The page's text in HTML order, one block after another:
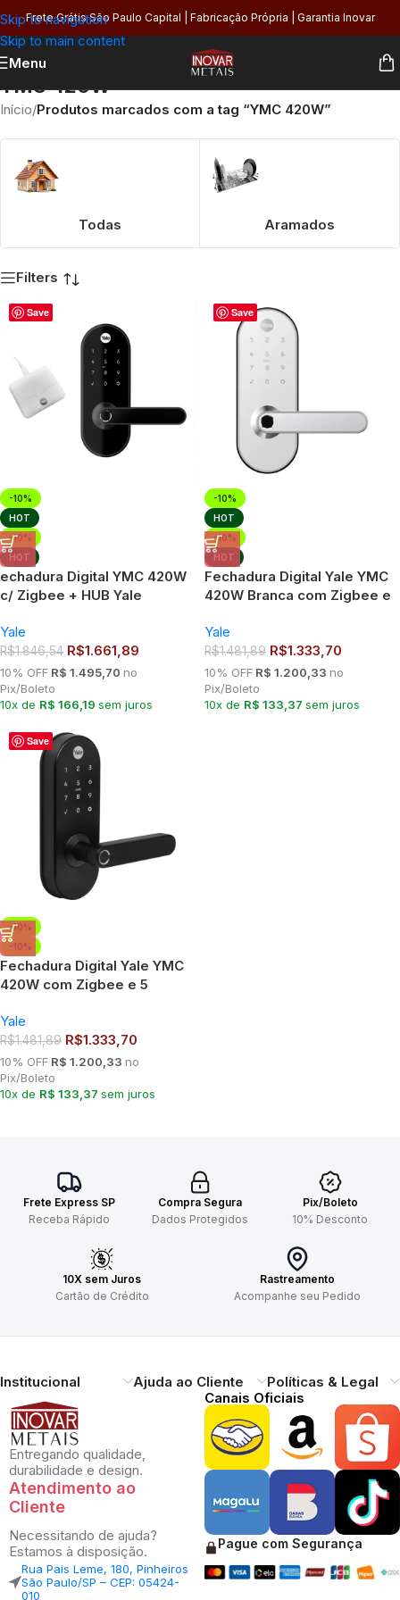
Skip to navigation
Skip to main content
Frete Grátis São Paulo Capital | Fabricação Própria | Garantia Inovar
Menu
YMC 420W
Início/Produtos marcados com a tag “YMC 420W”
Todas Aramados
Filters
Save
-10%
HOT
-10%
HOT
echadura Digital YMC 420W
c/ Zigbee + HUB Yale
Yale
R$1.846,54 R$1.661,89
10% OFF R$ 1.495,70 no
Pix/Boleto
10x de R$ 166,19 sem juros
Save
-10%
HOT
-10%
HOT
Fechadura Digital Yale YMC
420W Branca com Zigbee e
Yale
R$1.481,89 R$1.333,70
10% OFF R$ 1.200,33 no
Pix/Boleto
10x de R$ 133,37 sem juros
Save
-10%
-10%
Fechadura Digital Yale YMC
420W com Zigbee e 5
Yale
R$1.481,89 R$1.333,70
10% OFF R$ 1.200,33 no
Pix/Boleto
10x de R$ 133,37 sem juros
Frete Express SP
Receba Rápido
Compra Segura
Dados Protegidos
Pix/Boleto
10% Desconto
10X sem Juros
Cartão de Crédito
Rastreamento
Acompanhe seu Pedido
Institucional Ajuda ao Cliente Políticas & Legal
Entregando qualidade,
durabilidade e design.
Atendimento ao
Cliente
Necessitando de ajuda?
Estamos à disposição.
Rua Pais Leme, 180, Pinheiros
São Paulo/SP – CEP: 05424-
010
Canais Oficiais
Pague com Segurança